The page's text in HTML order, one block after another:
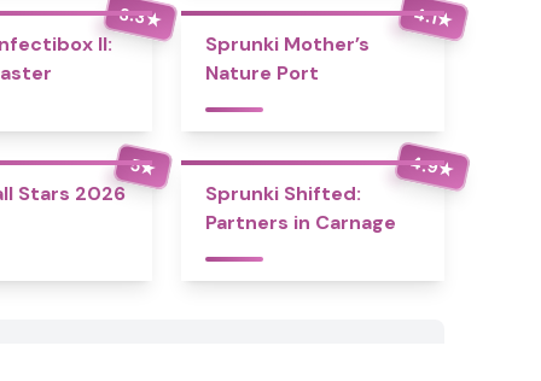
3.3★
II:
4.1★
Sprunki Mother’s
Nature Port
5★
Stars 2026
4.9★
Sprunki Shifted:
Partners in Carnage